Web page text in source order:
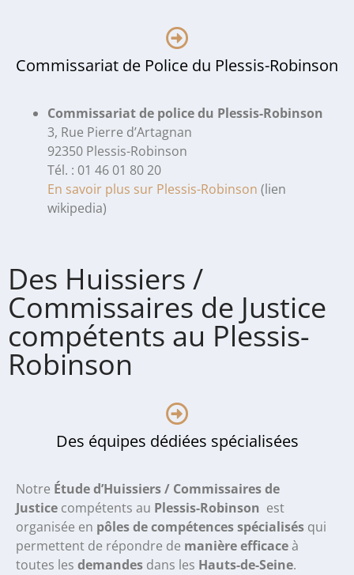
Commissariat de Police du Plessis-Robinson
Commissariat de police du Plessis-Robinson
3, Rue Pierre d’Artagnan
92350 Plessis-Robinson
Tél. : 01 46 01 80 20
En savoir plus sur Plessis-Robinson (lien
wikipedia)
Des Huissiers /
Commissaires de Justice
compétents au Plessis-
Robinson
Des équipes dédiées spécialisées
Notre Étude d’Huissiers / Commissaires de
Justice compétents au Plessis-Robinson est
organisée en pôles de compétences spécialisés qui
permettent de répondre de manière efficaceà
toutes les demandes dans les Hauts-de-Seine.